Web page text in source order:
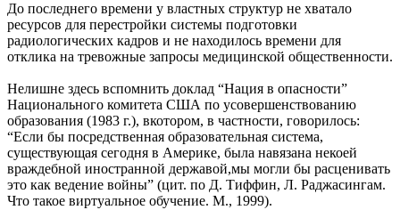
До последнего времени у властных структур не хватало
ресурсов для перестройки системы подготовки
радиологических кадров и не находилось времени для
отклика на тревожные запросы медицинской общественности.
Нелишне здесь вспомнить доклад “Нация в опасности”
Национального комитета США по усовершенствованию
образования (1983 г.), вкотором, в частности, говорилось:
“Если бы посредственная образовательная система,
существующая сегодня в Америке, была навязана некоей
враждебной иностранной державой,мы могли бы расценивать
это как ведение войны” (цит. по Д. Тиффин, Л. Раджасингам.
Что такое виртуальное обучение. М., 1999).